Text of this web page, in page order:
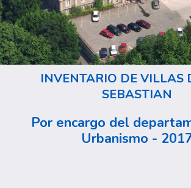
INVENTARIO DE VILLAS
SEBASTIAN
Por encargo del
Urbanismo -